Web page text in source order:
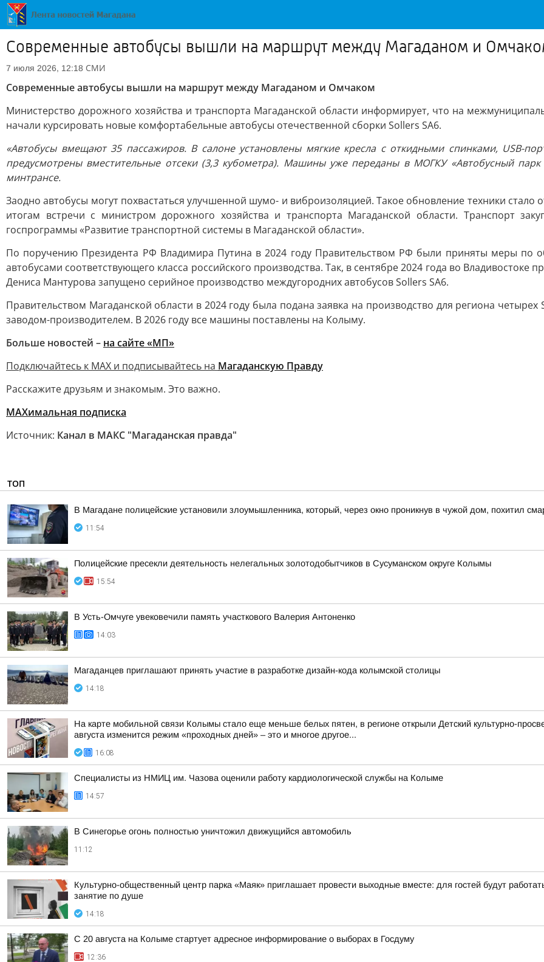
Современные автобусы вышли на маршрут между Магаданом и
7 июля 2026, 12:18 СМИ
Современные автобусы вышли на маршрут между Магаданом и Омчаком
Министерство дорожного хозяйства и транспорта Магаданской области информирует, что на
начали курсировать новые комфортабельные автобусы отечественной сборки Sollers SA6.
«Автобусы вмещают 35 пассажиров. В салоне установлены мягкие кресла с откидными спинками, USB-
предусмотрены вместительные отсеки (3,3 кубометра). Машины уже переданы в МОГКУ «Автобусный парк
минтрансе.
Заодно автобусы могут похвастаться улучшенной шумо- и виброизоляцией. Такое обновление техники
итогам встречи с министром дорожного хозяйства и транспорта Магаданской области. Транспорт
госпрограммы «Развитие транспортной системы в Магаданской области».
По поручению Президента РФ Владимира Путина в 2024 году Правительством РФ были приняты меры по
автобусами соответствующего класса российского производства. Так, в сентябре 2024 года во Владивостоке
Дениса Мантурова запущено серийное производство междугородних автобусов Sollers SA6.
Правительством Магаданской области в 2024 году была подана заявка на производство для региона
заводом-производителем. В 2026 году все машины поставлены на Колыму.
Больше новостей – на сайте «МП»
Подключайтесь к MAX и подписывайтесь на Магаданскую Правду
Расскажите друзьям и знакомым. Это важно.
МАХимальная подписка
Источник: Канал в МАКС "Магаданская правда"
ТОП
В Магадане полицейские установили злоумышленника, который, через окно проникнув в чужой дом, похитил
11:54
Полицейские пресекли деятельность нелегальных золотодобытчиков в Сусуманском округе Колымы
15:54
В Усть-Омчуге увековечили память участкового Валерия Антоненко
14:03
Магаданцев приглашают принять участие в разработке дизайн-кода колымской столицы
14:18
На карте мобильной связи Колымы стало еще меньше белых пятен, в регионе открыли Детский культурно-
августа изменится режим «проходных дней» – это и многое другое...
16:08
Специалисты из НМИЦ им. Чазова оценили работу кардиологической службы на Колыме
14:57
В Синегорье огонь полностью уничтожил движущийся автомобиль
11:12
Культурно-общественный центр парка «Маяк» приглашает провести выходные вместе: для гостей будут
занятие по душе
14:18
С 20 августа на Колыме стартует адресное информирование о выборах в Госдуму
12:36